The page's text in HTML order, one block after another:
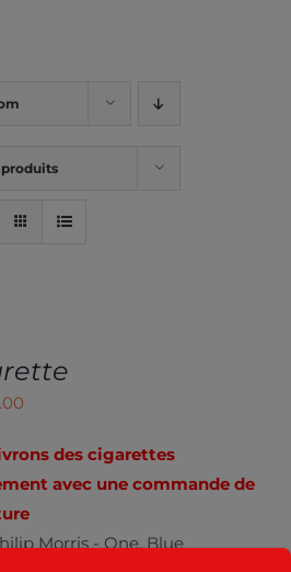
produits
des cigarettes
avec une commande de
Morris - One, Blue